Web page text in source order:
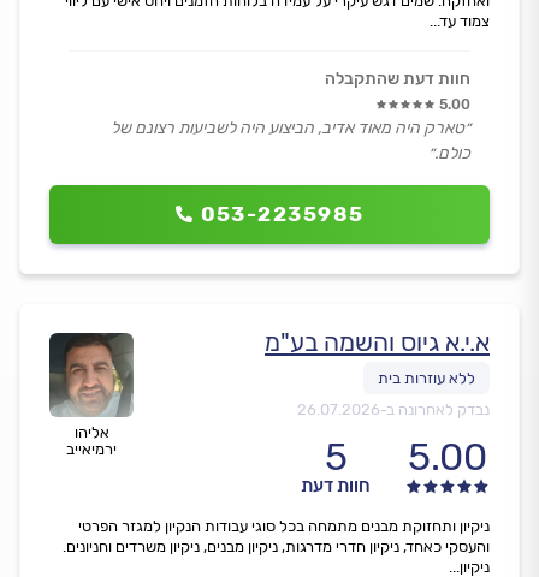
053-2235985
צמוד עד...
חוות דעת שהתקבלה
5.00
״טארק היה מאוד אדיב, הביצוע היה לשביעות רצונם של
כולם.״
אליהו
ירמיאייב
א.י.א גיוס והשמה בע"מ
נבדק לאחרונה ב-26.07.2026
5.00
5
חוות דעת
ניקיון ותחזוקת מבנים מתמחה בכל סוגי עבודות הנקיון למגזר הפרטי
והעסקי כאחד, ניקיון חדרי מדרגות, ניקיון מבנים, ניקיון משרדים וחניונים.
ניקיון...